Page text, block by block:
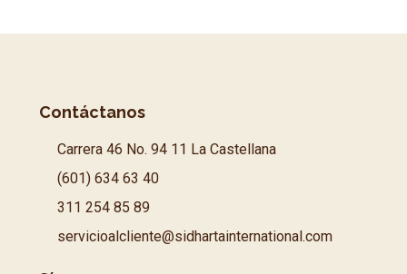
Contáctanos
Carrera 46 No. 94 11 La Castellana
(601) 634 63 40
311 254 85 89
servicioalcliente@sidhartainternational.com